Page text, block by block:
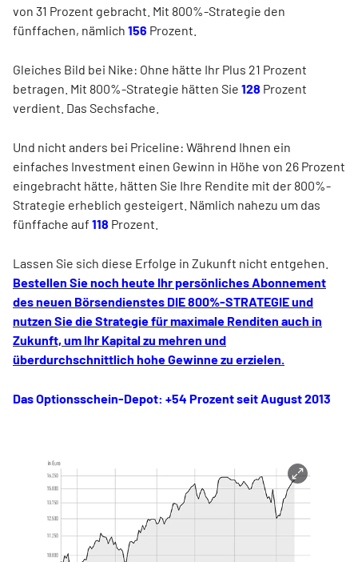
von 31 Prozent gebracht. Mit 800%-Strategie den
fünffachen, nämlich 156 Prozent.
Gleiches Bild bei Nike: Ohne hätte Ihr Plus 21 Prozent
betragen. Mit 800%-Strategie hätten Sie 128 Prozent
verdient. Das Sechsfache.
Und nicht anders bei Priceline: Während Ihnen ein
einfaches Investment einen Gewinn in Höhe von 26 Prozent
eingebracht hätte, hätten Sie Ihre Rendite mit der 800%-
Strategie erheblich gesteigert. Nämlich nahezu um das
fünffache auf 118 Prozent.
Lassen Sie sich diese Erfolge in Zukunft nicht entgehen.
Bestellen Sie noch heute Ihr persönliches Abonnement
des neuen Börsendienstes DIE 800%-STRATEGIE und
nutzen Sie die Strategie für maximale Renditen auch in
Zukunft, um Ihr Kapital zu mehren und
überdurchschnittlich hohe Gewinne zu erzielen.
Das Optionsschein-Depot: +54 Prozent seit August 2013